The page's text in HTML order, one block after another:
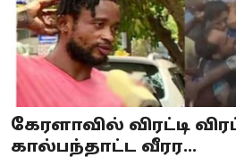
கேரளாவில் விரட்டி
கால்பந்தாட்ட வீரர...